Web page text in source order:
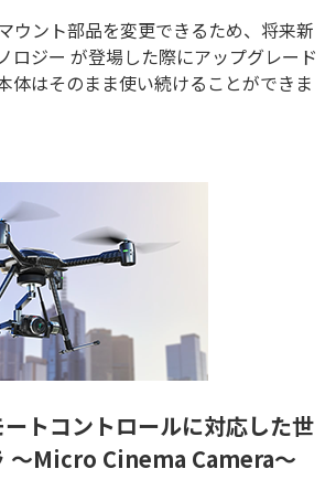
ウント部品を変更できるため、将来新
ロジー が登場した際にアップグレード
体はそのまま使い続けることができま
トコントロールに対応した世
～Micro Cinema Camera～